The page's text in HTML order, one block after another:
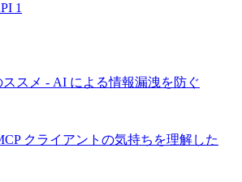
1
ススメ - AI による情報漏洩を防ぐ
クライアントの気持ちを理解した